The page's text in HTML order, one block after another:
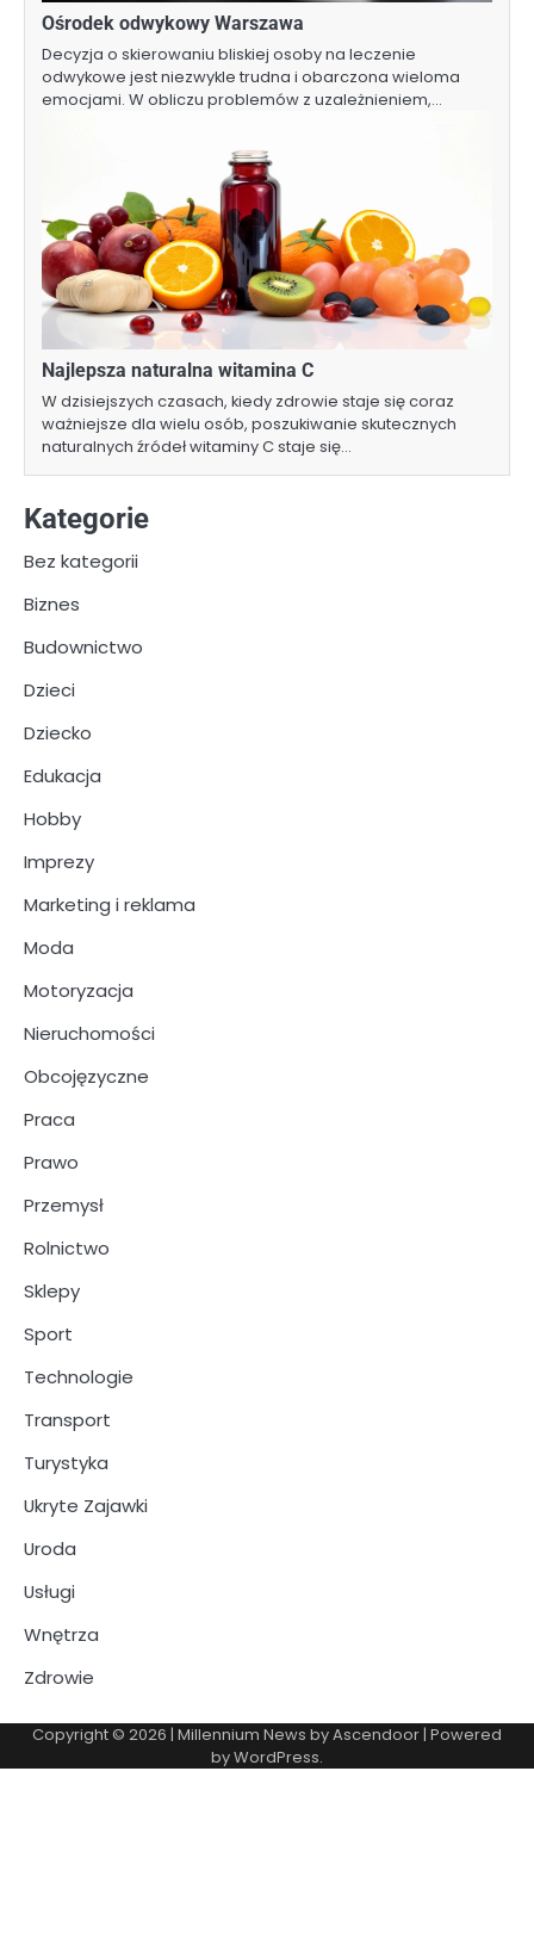
Ośrodek odwykowy Warszawa
Decyzja o skierowaniu bliskiej osoby na leczenie
odwykowe jest niezwykle trudna i obarczona wieloma
emocjami. W obliczu problemów z uzależnieniem,…
Najlepsza naturalna witamina C
W dzisiejszych czasach, kiedy zdrowie staje się coraz
ważniejsze dla wielu osób, poszukiwanie skutecznych
naturalnych źródeł witaminy C staje się…
Kategorie
Bez kategorii
Biznes
Budownictwo
Dzieci
Dziecko
Edukacja
Hobby
Imprezy
Marketing i reklama
Moda
Motoryzacja
Nieruchomości
Obcojęzyczne
Praca
Prawo
Przemysł
Rolnictwo
Sklepy
Sport
Technologie
Transport
Turystyka
Ukryte Zajawki
Uroda
Usługi
Wnętrza
Zdrowie
Copyright © 2026 | Millennium News byAscendoor| Powered
byWordPress.